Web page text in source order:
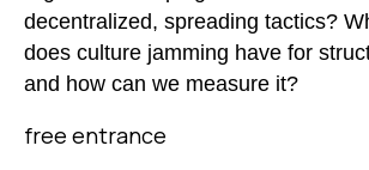
decentralized, spreading tactics?
does culture jamming have for
and how can we measure it?
free entrance